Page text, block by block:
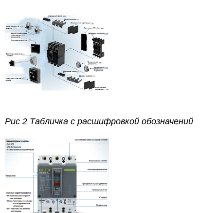
Рис 2 Табличка с расшифровкой обозначений